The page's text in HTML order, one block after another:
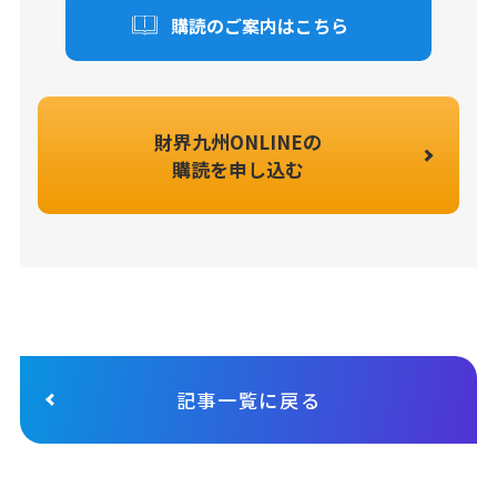
購読のご案内はこちら
財界九州ONLINEの
購読を申し込む
記事一覧に戻る